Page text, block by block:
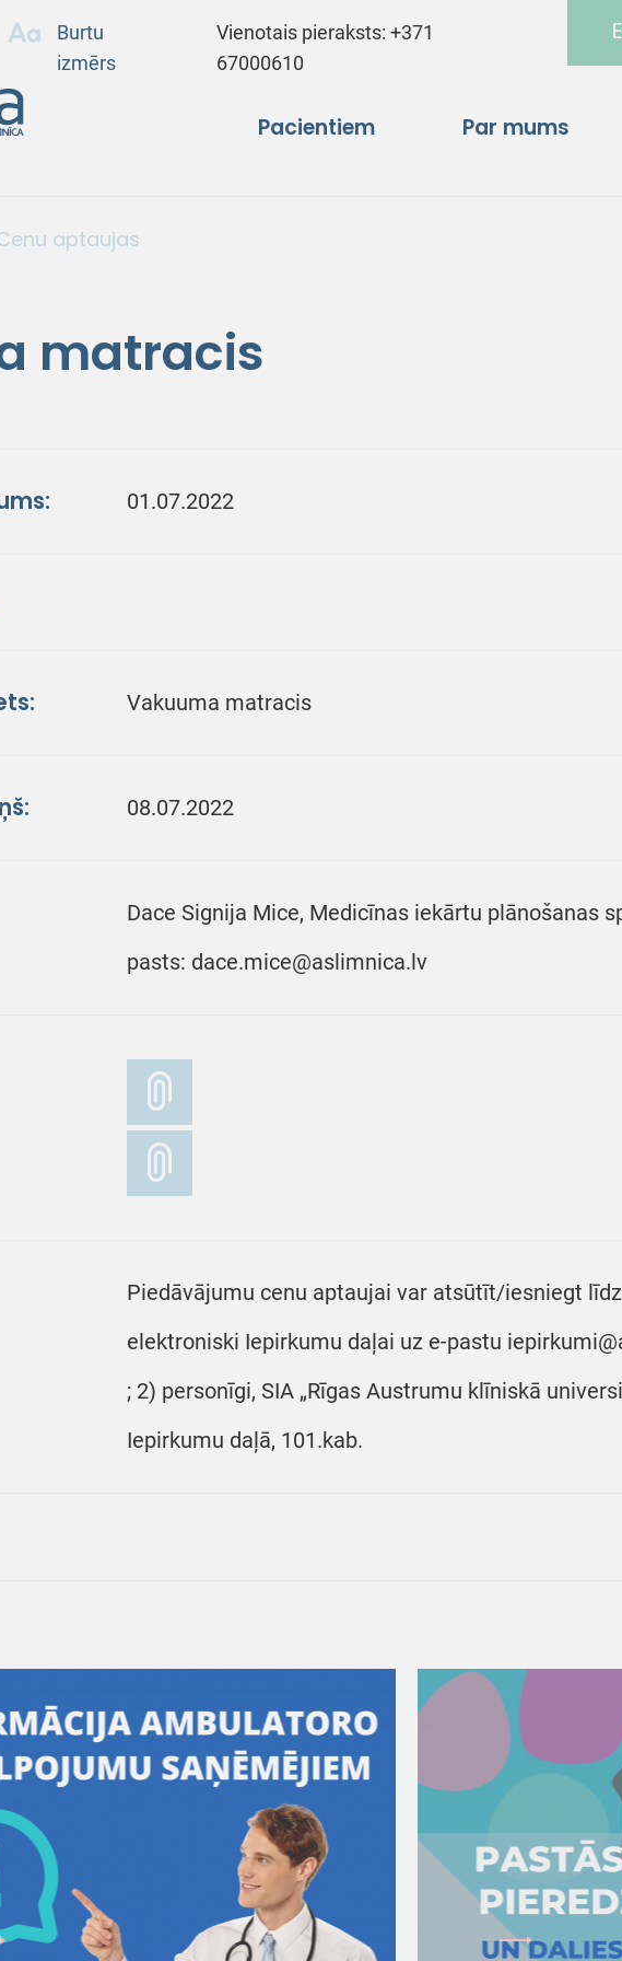
Burtu
izmērs
Vienotais pieraksts:+371
67000610
Pacientiem Par mums
aptaujas
matracis
01.07.2022
Vakuuma matracis
08.07.2022
Dace Signija Mice, Medicīnas iekārtu plānošanas
pasts: dace.mice@aslimnica.lv
Piedāvājumu cenu aptaujai var atsūtīt/iesniegt
elektroniski Iepirkumu daļai uz e-pastu
; 2) personīgi, SIA „Rīgas Austrumu klīniskā
Iepirkumu daļā, 101.kab.